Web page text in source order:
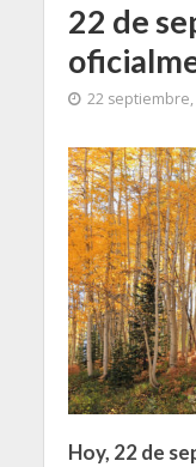
22 de
22 septiembre,
Hoy, 22 de